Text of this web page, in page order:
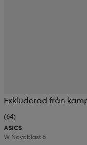
Exkluderad från
(64)
ASICS
W Novablast 6